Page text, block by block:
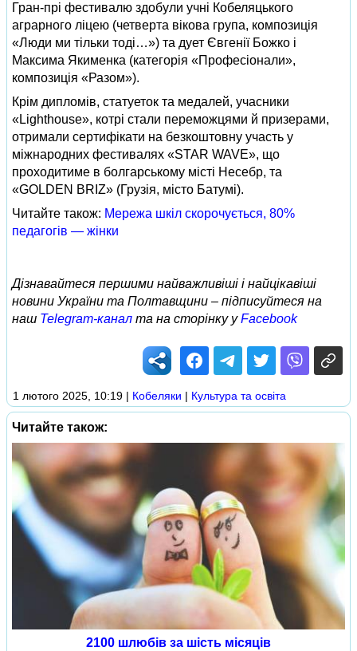
Гран-прі фестивалю здобули учні Кобеляцького
аграрного ліцею (четверта вікова група, композиція
«Люди ми тільки тоді…») та дует Євгенії Божко і
Максима Якименка (категорія «Професіонали»,
композиція «Разом»).
Крім дипломів, статуеток та медалей, учасники
«Lighthouse», котрі стали переможцями й призерами,
отримали сертифікати на безкоштовну участь у
міжнародних фестивалях «STAR WAVE», що
проходитиме в болгарському місті Несебр, та
«GOLDEN BRIZ» (Грузія, місто Батумі).
Читайте також: Мережа шкіл скорочується, 80%
педагогів — жінки
Дізнавайтеся першими найважливіші і найцікавіші
новини України та Полтавщини – підписуйтеся на
наш Telegram-канал та на сторінку уFacebook
1 лютого 2025, 10:19 | Кобеляки | Культура та освіта
Читайте також:
2100 шлюбів за шість місяців